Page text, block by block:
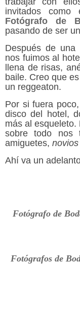
invitados como
Fotógrafo de
pasando de ser
Después de una
nos fuimos al
llena de risas,
baile. Creo que
un reggeaton.
Por si fuera
disco del hotel,
más al
sobre todo nos
amiguetes, novios
Ahí va un
Fotógrafo de
Fotógrafos de